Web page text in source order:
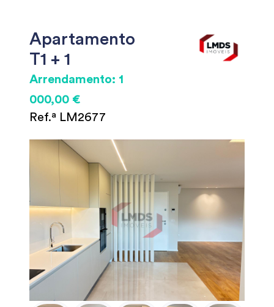
Apartamento
T1 + 1
Arrendamento: 1
000,00 €
Ref.ª LM2677